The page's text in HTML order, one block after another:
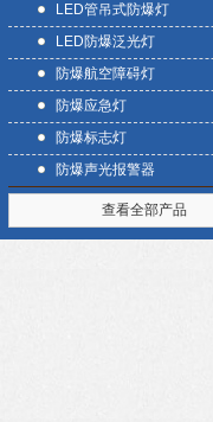
LED管吊式防爆灯
LED防爆泛光灯
防爆航空障碍灯
防爆应急灯
防爆标志灯
防爆声光报警器
查看全部产品